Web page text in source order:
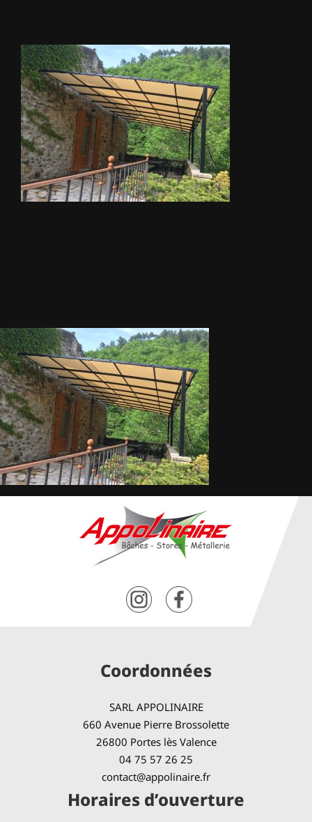
METALLERIE
ÉQUIPEMENTS AGRICOLES
CONTACT
Coordonnées
SARL APPOLINAIRE
660 Avenue Pierre Brossolette
26800 Portes lès Valence
04 75 57 26 25
contact@appolinaire.fr
Horaires d’ouverture